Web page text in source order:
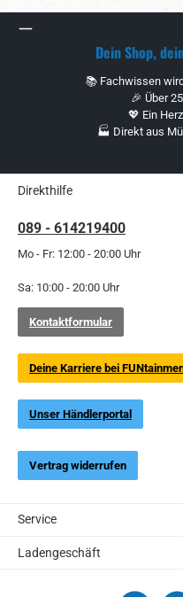
Dein Shop,
📚 Fachwissen
🎉 Über
💖 Ein
🏭 Direkt aus
Direkthilfe
089 - 614219400
Mo - Fr: 12:00 - 20:00 Uhr
Sa: 10:00 - 20:00 Uhr
Kontaktformular
Deine Karriere bei
Unser Händlerportal
Vertrag widerrufen
Service
Ladengeschäft